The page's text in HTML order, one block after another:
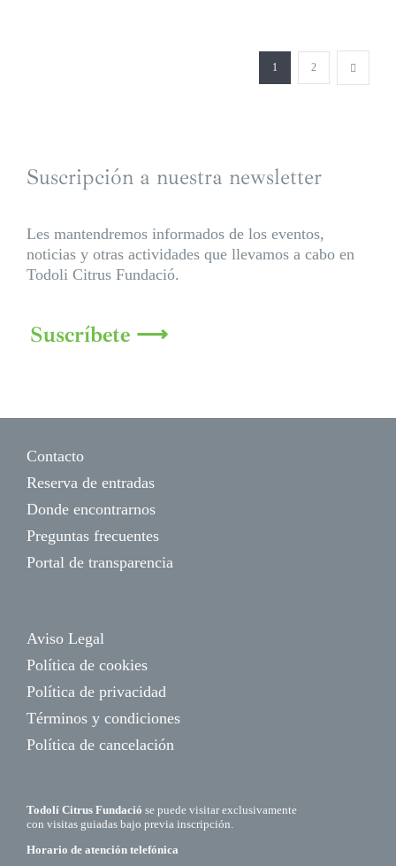
1 2
Suscripción a nuestra newsletter
Les mantendremos informados de los eventos,
noticias y otras actividades que llevamos a cabo en
Todoli Citrus Fundació.
Suscríbete ⟶
Contacto
Reserva de entradas
Donde encontrarnos
Preguntas frecuentes
Portal de transparencia
Aviso Legal
Política de cookies
Política de privacidad
Términos y condiciones
Política de cancelación
Todolí Citrus Fundació se puede visitar exclusivamente
con visitas guiadas bajo previa inscripción.
Horario de atención telefónica